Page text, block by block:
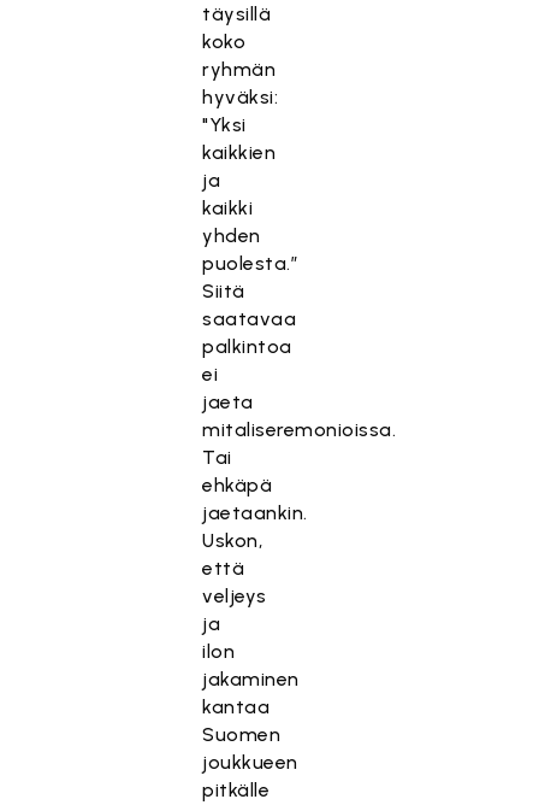
täysillä
koko
ryhmän
hyväksi:
"Yksi
kaikkien
ja
kaikki
yhden
puolesta.”
Siitä
saatavaa
palkintoa
ei
jaeta
mitaliseremonioissa.
Tai
ehkäpä
jaetaankin.
Uskon,
että
veljeys
ja
ilon
jakaminen
kantaa
Suomen
joukkueen
pitkälle